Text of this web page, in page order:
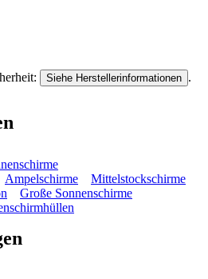
Siehe Herstellerinformationen .
Ampelschirme
Mittelstockschirme
Große Sonnenschirme